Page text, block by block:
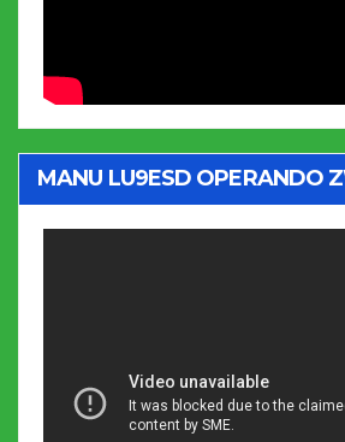
MANU LU9ESD OPERANDO